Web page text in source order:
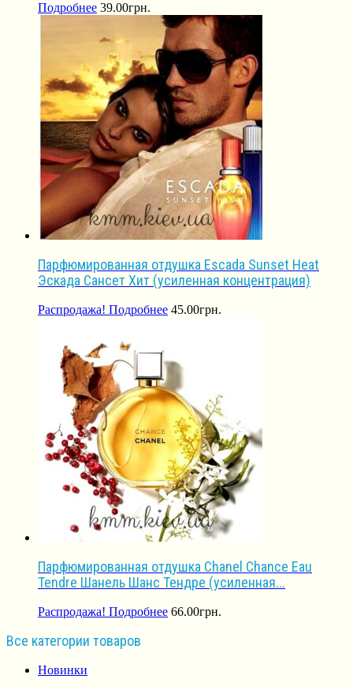
Подробнее 39.00грн.
Парфюмированная отдушка Escada Sunset Heat
Эскада Сансет Хит (усиленная концентрация)
Распродажа! Подробнее 45.00грн.
Парфюмированная отдушка Chanel Chance Eau
Tendre Шанель Шанс Тендре (усиленная...
Распродажа! Подробнее 66.00грн.
Все категории товаров
Новинки